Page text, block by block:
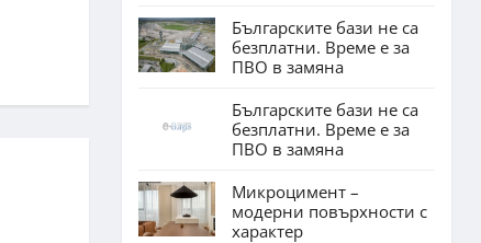
Българските бази не са
безплатни. Време е за
ПВО в замяна
Българските бази не са
безплатни. Време е за
ПВО в замяна
Микроцимент –
модерни повърхности с
характер